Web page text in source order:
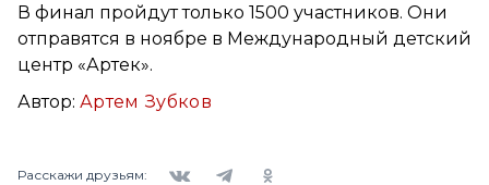
В финал пройдут только 1500 участников. Они
отправятся в ноябре в Международный детский
центр «Артек».
Автор: Артем Зубков
Расскажи друзьям: